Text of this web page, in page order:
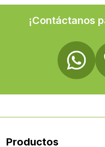
¡Contáctanos
Productos